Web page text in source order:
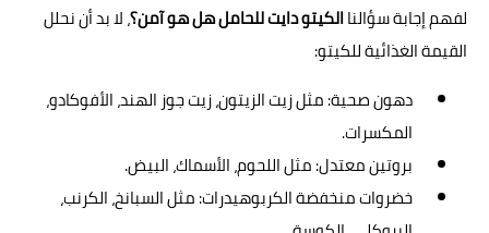
لفهم إجابة سؤالناالكيتو دايت للحامل هل هو آمن؟، لا بد أن نحلل
القيمة الغذائية للكيتو:
دهون صحية: مثل زيت الزيتون، زيت جوز الهند، الأفوكادو،
المكسرات.
بروتين معتدل: مثل اللحوم، الأسماك، البيض.
خضروات منخفضة الكربوهيدرات: مثل السبانخ، الكرنب،